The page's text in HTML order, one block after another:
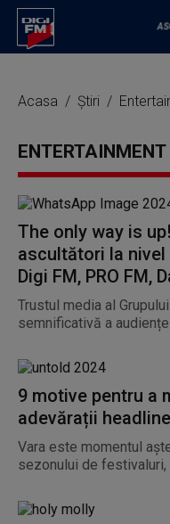
Acasa Știri
ENTERTAINMENT
The only way is
ascultători la
Digi FM, PRO FM,
Trustul media al
semnificativă a
9 motive pentru a
adevărații
Vara este momentul
sezonului de festivaluri,